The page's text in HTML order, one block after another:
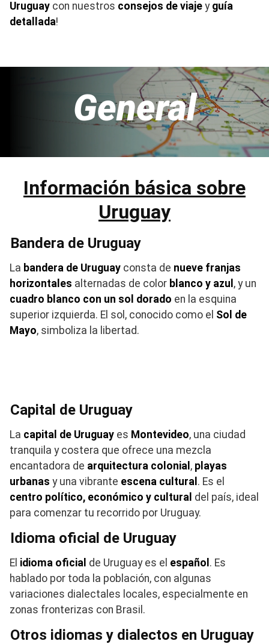
Uruguay con nuestros consejos de viaje y guía
detallada!
General
Información básica sobre
Uruguay
Bandera de Uruguay
La bandera de Uruguay consta de nueve franjas
horizontales alternadas de color blanco y azul , y un
cuadro blanco con un sol dorado en la esquina
superior izquierda. El sol, conocido como el Sol de
Mayo, simboliza la libertad.
Capital de Uruguay
La capital de Uruguay es Montevideo, una ciudad
tranquila y costera que ofrece una mezcla
encantadora de arquitectura colonial , playas
urbanas y una vibrante escena cultural . Es el
centro político, económico y cultural del país, ideal
para comenzar tu recorrido por Uruguay.
Idioma oficial de Uruguay
El idioma oficial de Uruguay es el español . Es
hablado por toda la población, con algunas
variaciones dialectales locales, especialmente en
zonas fronterizas con Brasil.
Otros idiomas y dialectos en Uruguay